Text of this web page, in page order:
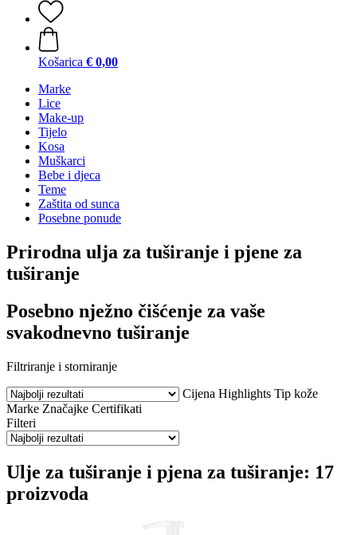
Košarica € 0,00
Marke
Lice
Make-up
Tijelo
Kosa
Muškarci
Bebe i djeca
Teme
Zaštita od sunca
Posebne ponude
Prirodna ulja za tuširanje i pjene za
tuširanje
Posebno nježno čišćenje za vaše
svakodnevno tuširanje
Filtriranje i storniranje
Cijena Highlights Tip kože
Marke Značajke Certifikati
Filteri
Ulje za tuširanje i pjena za tuširanje: 17
proizvoda